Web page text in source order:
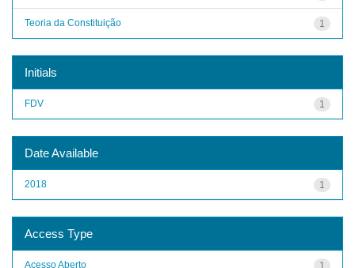
1
Teoria da Constituição
Initials
1
FDV
Date Available
1
2018
Access Type
1
Acesso Aberto